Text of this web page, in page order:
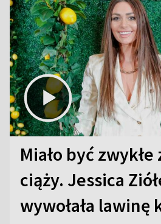
Miało być
ciąży. Jessica
wywołała lawinę